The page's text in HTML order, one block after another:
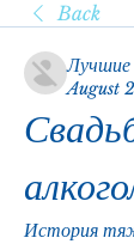
Back
August
История